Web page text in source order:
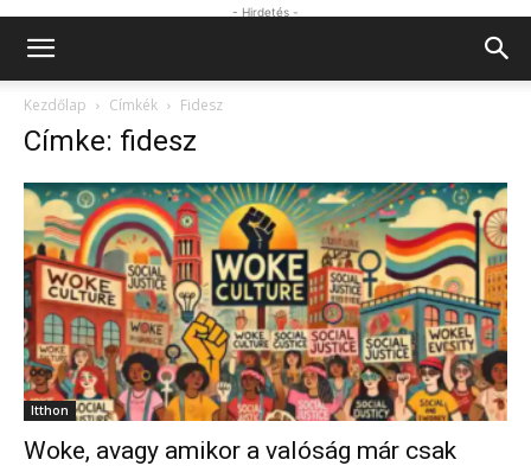
- Hirdetés -
Kezdőlap Címkék Fidesz
Címke: fidesz
Itthon
Woke, avagy amikor a valóság már csak